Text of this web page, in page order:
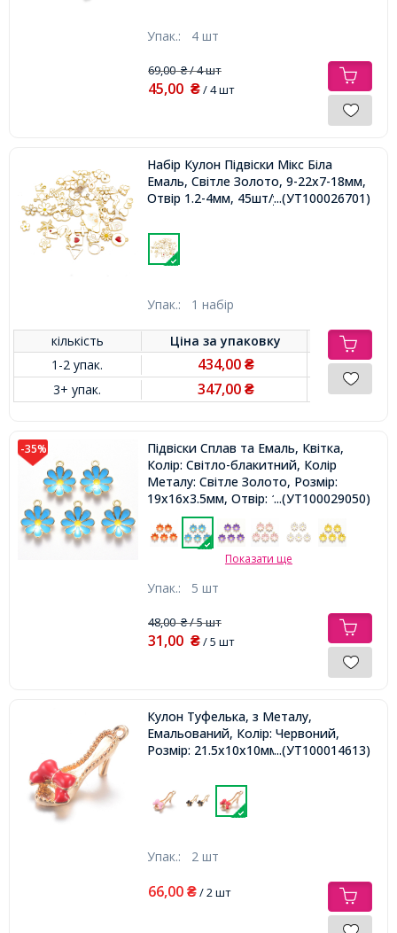
Упак.: 4 шт
69,00₴/ 4 шт
45,00 ₴/ 4 шт
Набір Кулон Підвіски Мікс Біла
Емаль, Світле Золото, 9-22х7-18мм,
Отвір 1.2-4мм, 45шт/упак...(УТ100026701)
Упак.: 1 набір
кількість Ціна заупаковку
1-2 упак.
434,00 ₴
3+ упак. 347,00 ₴
-35%
Підвіски Сплав та Емаль, Квітка,
Колір: Світло-блакитний, Колір
Металу: Світле Золото, Розмір:
19х16х3.5мм, Отвір: 1.8мм,...(УТ100029050)
Показати ще
Упак.: 5 шт
48,00₴/ 5 шт
31,00 ₴/ 5 шт
Кулон Туфелька, з Металу,
Емальований, Колір: Червоний,
Розмір: 21.5x10x10мм, Отвір 1.5мм,
...(УТ100014613)
Упак.: 2 шт
66,00 ₴/ 2 шт